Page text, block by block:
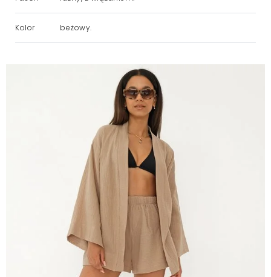
Kolor beżowy.